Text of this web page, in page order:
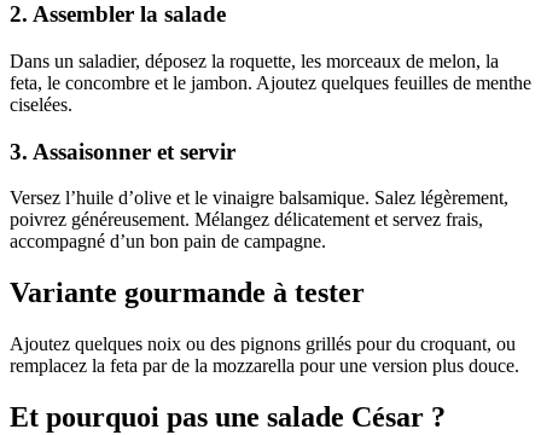
2. Assembler la salade
Dans un saladier, déposez la roquette, les morceaux de melon, la
feta, le concombre et le jambon. Ajoutez quelques feuilles de menthe
ciselées.
3. Assaisonner et servir
Versez l’huile d’olive et le vinaigre balsamique. Salez légèrement,
poivrez généreusement. Mélangez délicatement et servez frais,
accompagné d’un bon pain de campagne.
Variante gourmande à tester
Ajoutez quelques noix ou des pignons grillés pour du croquant, ou
remplacez la feta par de la mozzarella pour une version plus douce.
Et pourquoi pas une salade César ?